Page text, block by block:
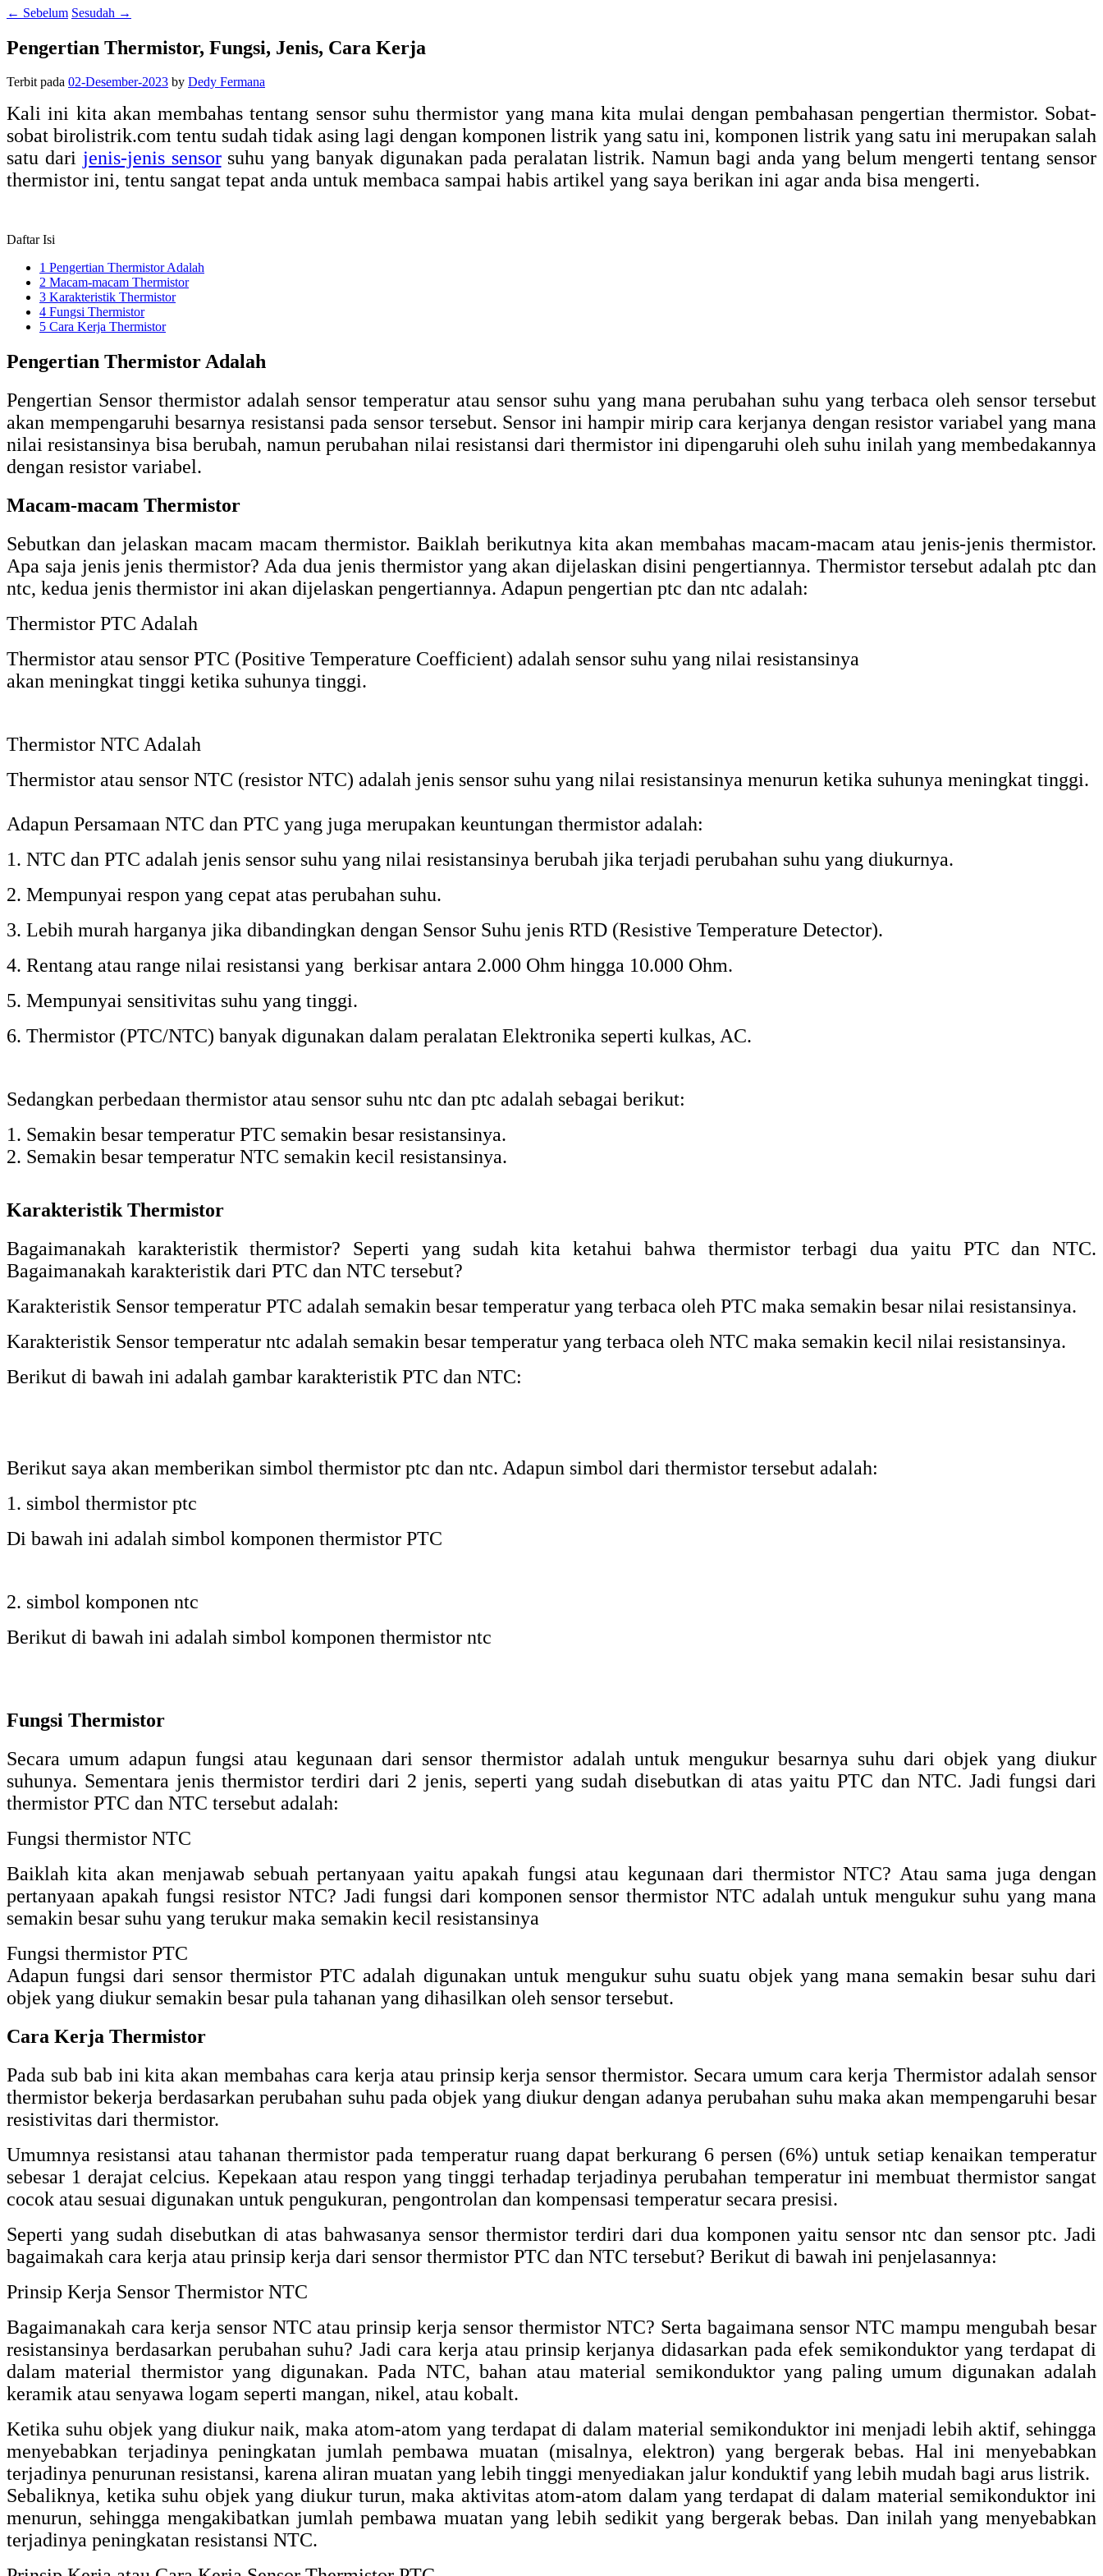
← Sebelum Sesudah →
Pengertian Thermistor, Fungsi, Jenis, Cara Kerja
Terbit pada 02-Desember-2023 by Dedy Fermana
Kali ini kita akan membahas tentang sensor suhu thermistor yang mana kita mulai dengan pembahasan pengertian thermistor. Sobat-
sobat birolistrik.com tentu sudah tidak asing lagi dengan komponen listrik yang satu ini, komponen listrik yang satu ini merupakan salah
satu dari jenis-jenis sensorsuhu yang banyak digunakan pada peralatan listrik. Namun bagi anda yang belum mengerti tentang sensor
thermistor ini, tentu sangat tepat anda untuk membaca sampai habis artikel yang saya berikan ini agar anda bisa mengerti.
Daftar Isi
1 Pengertian Thermistor Adalah
2 Macam-macam Thermistor
3 Karakteristik Thermistor
4 Fungsi Thermistor
5 Cara Kerja Thermistor
Pengertian Thermistor Adalah
Pengertian Sensor thermistor adalah sensor temperatur atau sensor suhu yang mana perubahan suhu yang terbaca oleh sensor tersebut
akan mempengaruhi besarnya resistansi pada sensor tersebut. Sensor ini hampir mirip cara kerjanya dengan resistor variabel yang mana
nilai resistansinya bisa berubah, namun perubahan nilai resistansi dari thermistor ini dipengaruhi oleh suhu inilah yang membedakannya
dengan resistor variabel.
Macam-macam Thermistor
Sebutkan dan jelaskan macam macam thermistor. Baiklah berikutnya kita akan membahas macam-macam atau jenis-jenis thermistor.
Apa saja jenis jenis thermistor? Ada dua jenis thermistor yang akan dijelaskan disini pengertiannya. Thermistor tersebut adalah ptc dan
ntc, kedua jenis thermistor ini akan dijelaskan pengertiannya. Adapun pengertian ptc dan ntc adalah:
Thermistor PTC Adalah
Thermistor atau sensor PTC (Positive Temperature Coefficient) adalah sensor suhu yang nilai resistansinya
akan meningkat tinggi ketika suhunya tinggi.
Thermistor NTC Adalah
Thermistor atau sensor NTC (resistor NTC) adalah jenis sensor suhu yang nilai resistansinya menurun ketika suhunya meningkat tinggi.
Adapun Persamaan NTC dan PTC yang juga merupakan keuntungan thermistor adalah:
1. NTC dan PTC adalah jenis sensor suhu yang nilai resistansinya berubah jika terjadi perubahan suhu yang diukurnya.
2. Mempunyai respon yang cepat atas perubahan suhu.
3. Lebih murah harganya jika dibandingkan dengan Sensor Suhu jenis RTD (Resistive Temperature Detector).
4. Rentang atau range nilai resistansi yang berkisar antara 2.000 Ohm hingga 10.000 Ohm.
5. Mempunyai sensitivitas suhu yang tinggi.
6. Thermistor (PTC/NTC) banyak digunakan dalam peralatan Elektronika seperti kulkas, AC.
Sedangkan perbedaan thermistor atau sensor suhu ntc dan ptc adalah sebagai berikut:
1. Semakin besar temperatur PTC semakin besar resistansinya.
2. Semakin besar temperatur NTC semakin kecil resistansinya.
Karakteristik Thermistor
Bagaimanakah karakteristik thermistor? Seperti yang sudah kita ketahui bahwa thermistor terbagi dua yaitu PTC dan NTC.
Bagaimanakah karakteristik dari PTC dan NTC tersebut?
Karakteristik Sensor temperatur PTC adalah semakin besar temperatur yang terbaca oleh PTC maka semakin besar nilai resistansinya.
Karakteristik Sensor temperatur ntc adalah semakin besar temperatur yang terbaca oleh NTC maka semakin kecil nilai resistansinya.
Berikut di bawah ini adalah gambar karakteristik PTC dan NTC:
Berikut saya akan memberikan simbol thermistor ptc dan ntc. Adapun simbol dari thermistor tersebut adalah:
1. simbol thermistor ptc
Di bawah ini adalah simbol komponen thermistor PTC
2. simbol komponen ntc
Berikut di bawah ini adalah simbol komponen thermistor ntc
Fungsi Thermistor
Secara umum adapun fungsi atau kegunaan dari sensor thermistor adalah untuk mengukur besarnya suhu dari objek yang diukur
suhunya. Sementara jenis thermistor terdiri dari 2 jenis, seperti yang sudah disebutkan di atas yaitu PTC dan NTC. Jadi fungsi dari
thermistor PTC dan NTC tersebut adalah:
Fungsi thermistor NTC
Baiklah kita akan menjawab sebuah pertanyaan yaitu apakah fungsi atau kegunaan dari thermistor NTC? Atau sama juga dengan
pertanyaan apakah fungsi resistor NTC? Jadi fungsi dari komponen sensor thermistor NTC adalah untuk mengukur suhu yang mana
semakin besar suhu yang terukur maka semakin kecil resistansinya
Fungsi thermistor PTC
Adapun fungsi dari sensor thermistor PTC adalah digunakan untuk mengukur suhu suatu objek yang mana semakin besar suhu dari
objek yang diukur semakin besar pula tahanan yang dihasilkan oleh sensor tersebut.
Cara Kerja Thermistor
Pada sub bab ini kita akan membahas cara kerja atau prinsip kerja sensor thermistor. Secara umum cara kerja Thermistor adalah sensor
thermistor bekerja berdasarkan perubahan suhu pada objek yang diukur dengan adanya perubahan suhu maka akan mempengaruhi besar
resistivitas dari thermistor.
Umumnya resistansi atau tahanan thermistor pada temperatur ruang dapat berkurang 6 persen (6%) untuk setiap kenaikan temperatur
sebesar 1 derajat celcius. Kepekaan atau respon yang tinggi terhadap terjadinya perubahan temperatur ini membuat thermistor sangat
cocok atau sesuai digunakan untuk pengukuran, pengontrolan dan kompensasi temperatur secara presisi.
Seperti yang sudah disebutkan di atas bahwasanya sensor thermistor terdiri dari dua komponen yaitu sensor ntc dan sensor ptc. Jadi
bagaimakah cara kerja atau prinsip kerja dari sensor thermistor PTC dan NTC tersebut? Berikut di bawah ini penjelasannya:
Prinsip Kerja Sensor Thermistor NTC
Bagaimanakah cara kerja sensor NTC atau prinsip kerja sensor thermistor NTC? Serta bagaimana sensor NTC mampu mengubah besar
resistansinya berdasarkan perubahan suhu? Jadi cara kerja atau prinsip kerjanya didasarkan pada efek semikonduktor yang terdapat di
dalam material thermistor yang digunakan. Pada NTC, bahan atau material semikonduktor yang paling umum digunakan adalah
keramik atau senyawa logam seperti mangan, nikel, atau kobalt.
Ketika suhu objek yang diukur naik, maka atom-atom yang terdapat di dalam material semikonduktor ini menjadi lebih aktif, sehingga
menyebabkan terjadinya peningkatan jumlah pembawa muatan (misalnya, elektron) yang bergerak bebas. Hal ini menyebabkan
terjadinya penurunan resistansi, karena aliran muatan yang lebih tinggi menyediakan jalur konduktif yang lebih mudah bagi arus listrik.
Sebaliknya, ketika suhu objek yang diukur turun, maka aktivitas atom-atom dalam yang terdapat di dalam material semikonduktor ini
menurun, sehingga mengakibatkan jumlah pembawa muatan yang lebih sedikit yang bergerak bebas. Dan inilah yang menyebabkan
terjadinya peningkatan resistansi NTC.